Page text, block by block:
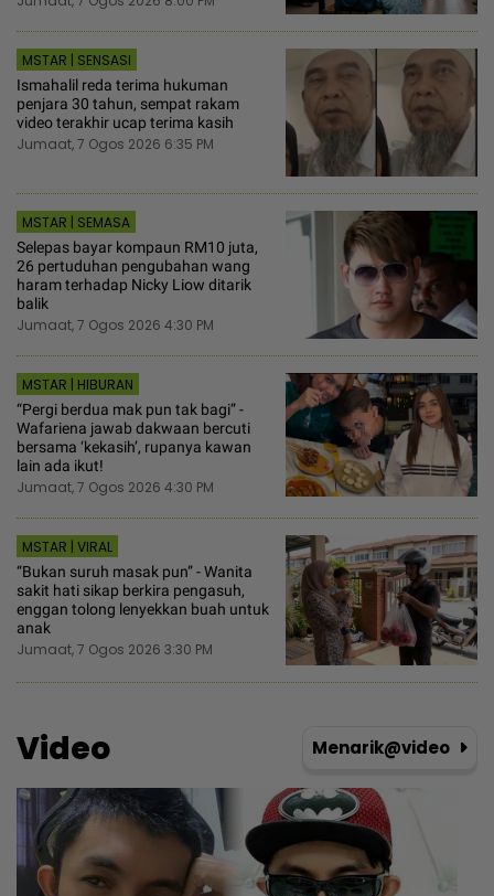
MSTAR | SENSASI
Ismahalil reda terima hukuman
penjara 30 tahun, sempat rakam
video terakhir ucap terima kasih
Jumaat, 7 Ogos 2026 6:35 PM
MSTAR | SEMASA
Selepas bayar kompaun RM10 juta,
26 pertuduhan pengubahan wang
haram terhadap Nicky Liow ditarik
balik
Jumaat, 7 Ogos 2026 4:30 PM
MSTAR | HIBURAN
“Pergi berdua mak pun tak bagi” -
Wafariena jawab dakwaan bercuti
bersama ‘kekasih’, rupanya kawan
lain ada ikut!
Jumaat, 7 Ogos 2026 4:30 PM
MSTAR | VIRAL
“Bukan suruh masak pun” - Wanita
sakit hati sikap berkira pengasuh,
enggan tolong lenyekkan buah untuk
anak
Jumaat, 7 Ogos 2026 3:30 PM
Video Menarik@video